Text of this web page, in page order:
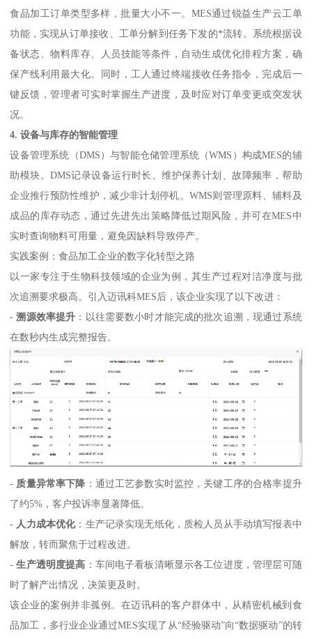
食品加工订单类型多样，批量大小不一。MES通过锐益生产云工单
功能，实现从订单接收、工单分解到任务下发的*流转。系统根据设
备状态、物料库存、人员技能等条件，自动生成优化排程方案，确
保产线利用最大化。同时，工人通过终端接收任务指令，完成后一
键反馈，管理者可实时掌握生产进度，及时应对订单变更或突发状
况。
4. 设备与库存的智能管理
设备管理系统（DMS）与智能仓储管理系统（WMS）构成MES的辅
助模块。DMS记录设备运行时长、维护保养计划、故障频率，帮助
企业推行预防性维护，减少非计划停机。WMS则管理原料、辅料及
成品的库存动态，通过先进先出策略降低过期风险，并可在MES中
实时查询物料可用量，避免因缺料导致停产。
实践案例：食品加工企业的数字化转型之路
以一家专注于生物科技领域的企业为例，其生产过程对洁净度与批
次追溯要求极高。引入迈讯科MES后，该企业实现了以下改进：
-溯源效率提升 ：以往需要数小时才能完成的批次追溯，现通过系统
在数秒内生成完整报告。
- 质量异常率下降 ：通过工艺参数实时监控，关键工序的合格率提升
了约5%，客户投诉率显著降低。
- 人力成本优化：生产记录实现无纸化，质检人员从手动填写报表中
解放，转而聚焦于过程改进。
-生产透明度提高 ：车间电子看板清晰显示各工位进度，管理层可随
时了解产出情况，决策更及时。
该企业的案例并非孤例。在迈讯科的客户群体中，从精密机械到食
品加工，多行业企业通过MES实现了从“经验驱动”向“数据驱动”的转